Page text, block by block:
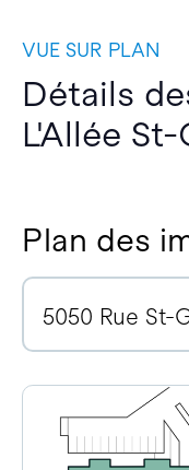
VUE SUR PLAN
Détails
L'Allée
Plan des
5050 Rue St-